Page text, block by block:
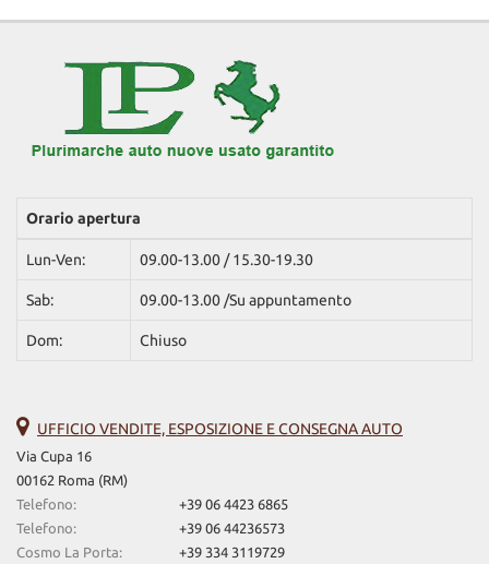
Orario apertura
Lun-Ven: 09.00-13.00 / 15.30-19.30
Sab: 09.00-13.00 /Su appuntamento
Dom: Chiuso
UFFICIO VENDITE, ESPOSIZIONE E CONSEGNA AUTO
Via Cupa 16
00162 Roma (RM)
Telefono:
+39 06 4423 6865
Telefono:
+39 06 44236573
Cosmo La Porta:
+39 334 3119729